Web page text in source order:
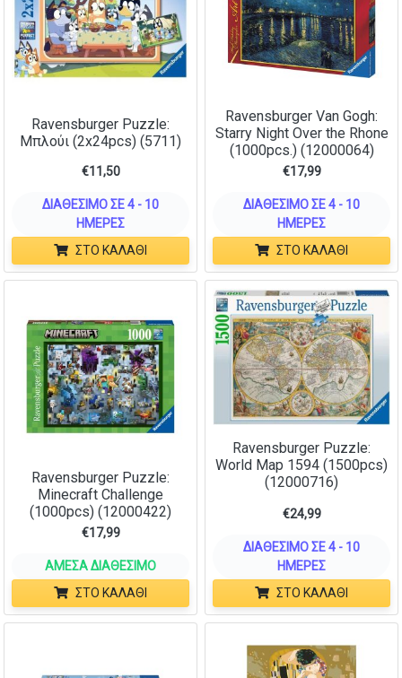
Ravensburger Puzzle:
Μπλούι (2x24pcs) (5711)
€11,50
ΔΙΑΘΈΣΙΜΟ ΣΕ 4 - 10
ΗΜΈΡΕΣ
ΣΤΟ ΚΑΛΆΘΙ
Ravensburger Van Gogh:
Starry Night Over the Rhone
(1000pcs.) (12000064)
€17,99
ΔΙΑΘΈΣΙΜΟ ΣΕ 4 - 10
ΗΜΈΡΕΣ
ΣΤΟ ΚΑΛΆΘΙ
Ravensburger Puzzle:
Minecraft Challenge
(1000pcs) (12000422)
€17,99
ΆΜΕΣΑ ΔΙΑΘΈΣΙΜΟ
ΣΤΟ ΚΑΛΆΘΙ
Ravensburger Puzzle:
World Map 1594 (1500pcs)
(12000716)
€24,99
ΔΙΑΘΈΣΙΜΟ ΣΕ 4 - 10
ΗΜΈΡΕΣ
ΣΤΟ ΚΑΛΆΘΙ